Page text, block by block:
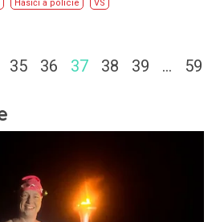
Hasiči a policie VS
35 36 37 38 39 … 59